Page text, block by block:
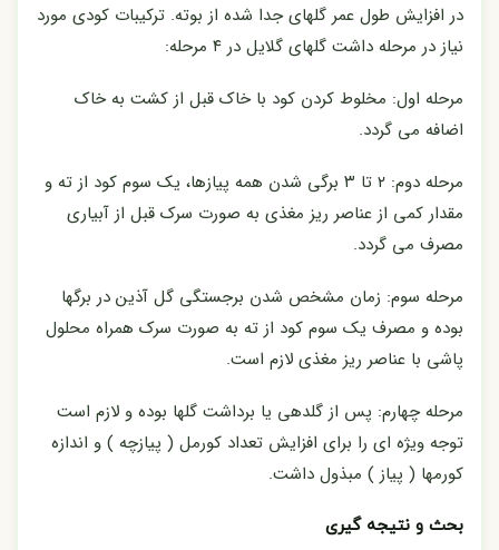
در افزایش طول عمر گلهای جدا شده از بوته. ترکیبات کودی مورد
نیاز در مرحله داشت گلهای گلایل در ۴ مرحله:
مرحله اول: مخلوط کردن کود با خاک قبل از کشت به خاک
اضافه می گردد.
مرحله دوم: ۲ تا ۳ برگی شدن همه پیازها، یک سوم کود از ته و
مقدار کمی از عناصر ریز مغذی به صورت سرک قبل از آبیاری
مصرف می گردد.
مرحله سوم: زمان مشخص شدن برجستگی گل آذین در برگها
بوده و مصرف یک سوم کود از ته به صورت سرک همراه محلول
پاشی با عناصر ریز مغذی لازم است.
مرحله چهارم: پس از گلدهی یا برداشت گلها بوده و لازم است
توجه ویژه ای را برای افزایش تعداد کورمل ( پیازچه ) و اندازه
کورمها ( پیاز ) مبذول داشت.
بحث و نتیجه گیری